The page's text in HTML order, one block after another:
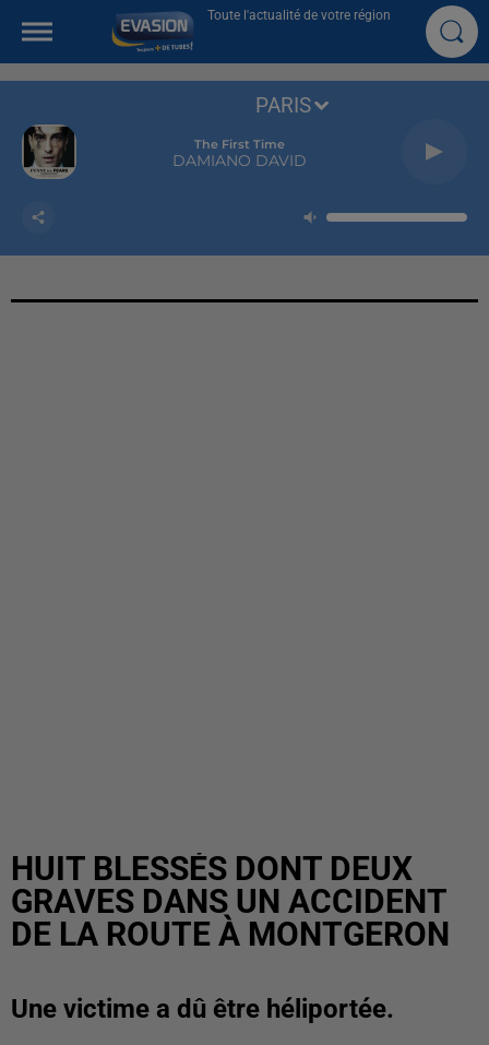
Toute l'actualité de votre région
The First Time
DAMIANO DAVID
PARIS
HUIT BLESSÉS DONT DEUX
GRAVES DANS UN ACCIDENT
DE LA ROUTE À MONTGERON
Une victime a dû être héliportée.